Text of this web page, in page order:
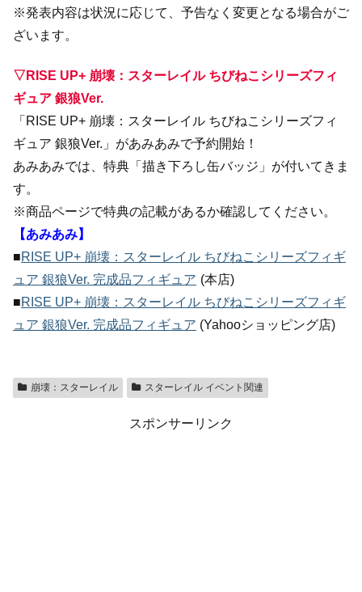
※発表内容は状況に応じて、予告なく変更となる場合がご
ざいます。
▽RISE UP+ 崩壊：スターレイル ちびねこシリーズフィ
ギュア 銀狼Ver.
「RISE UP+ 崩壊：スターレイル ちびねこシリーズフィ
ギュア 銀狼Ver.」があみあみで予約開始！
あみあみでは、特典「描き下ろし缶バッジ」が付いてきま
す。
※商品ページで特典の記載があるか確認してください。
【あみあみ】
■RISE UP+ 崩壊：スターレイル ちびねこシリーズフィギ
ュア 銀狼Ver. 完成品フィギュア (本店)
■RISE UP+ 崩壊：スターレイル ちびねこシリーズフィギ
ュア 銀狼Ver. 完成品フィギュア (Yahooショッピング店)
崩壊：スターレイル スターレイル イベント関連
スポンサーリンク